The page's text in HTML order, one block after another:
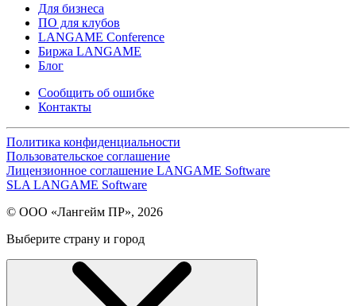
Для бизнеса
ПО для клубов
LANGAME Conference
Биржа LANGAME
Блог
Сообщить об ошибке
Контакты
Политика конфиденциальности
Пользовательское соглашение
Лицензионное соглашение LANGAME Software
SLA LANGAME Software
© ООО «Лангейм ПР», 2026
Выберите страну и город